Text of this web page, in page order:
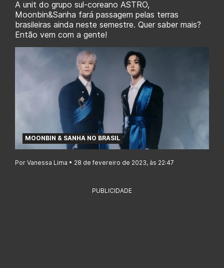
A unit do grupo sul-coreano ASTRO,
Moonbin&Sanha fará passagem pelas terras
brasileiras ainda neste semestre. Quer saber mais?
Então vem com a gente!
MOONBIN & SANHA NO BRASIL
Por Vanessa Lima • 28 de fevereiro de 2023, às 22:47
PUBLICIDADE